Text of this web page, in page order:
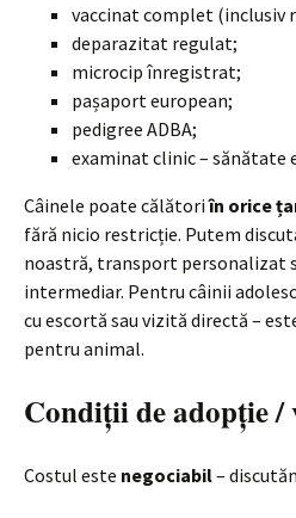
vaccinat complet (inclusiv
deparazitat regulat;
microcip înregistrat;
pașaport european;
pedigree ADBA;
examinat clinic – sănătate
Câinele poate călătoriîn orice
fără nicio restricție. Putem
noastră, transport personalizat
intermediar. Pentru câinii
cu escortă sau vizită directă –
pentru animal.
Condiții de adopție /
Costul este negociabil–